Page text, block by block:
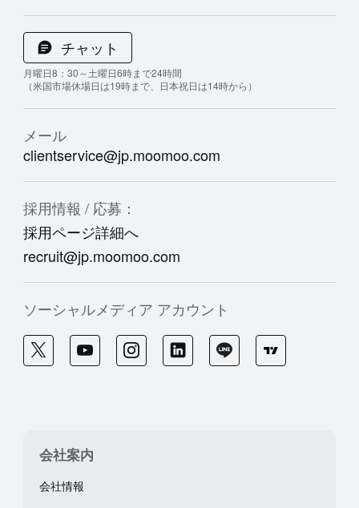
チャット
月曜日8：30～土曜日6時まで24時間
（米国市場休場日は19時まで、日本祝日は14時から）
メール
clientservice@jp.moomoo.com
採用情報 / 応募：
採用ページ詳細へ
recruit@jp.moomoo.com
ソーシャルメディア アカウント
会社案内
会社情報